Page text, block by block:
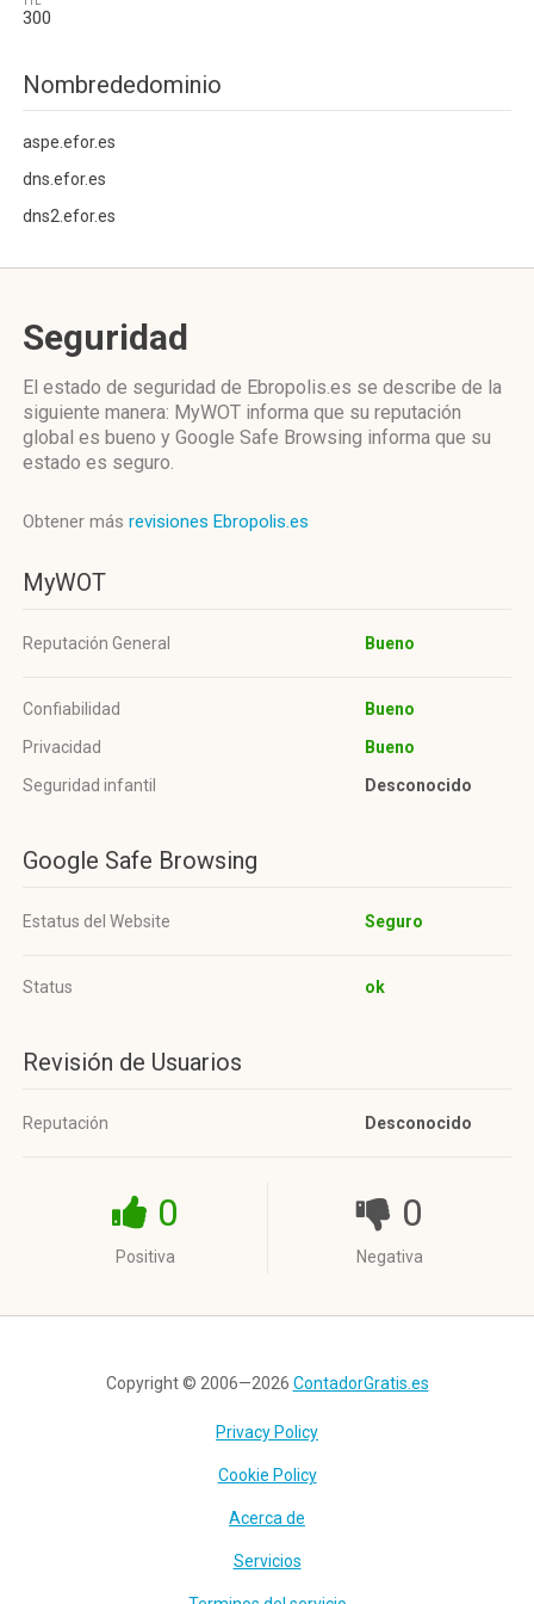
300
Nombrededominio
aspe.efor.es
dns.efor.es
dns2.efor.es
Seguridad
El estado de seguridad de Ebropolis.es se describe de la
siguiente manera: MyWOT informa que su reputación
global es bueno y Google Safe Browsing informa que su
estado es seguro.
Obtener más revisiones Ebropolis.es
MyWOT
Reputación General Bueno
Confiabilidad
Bueno
Privacidad
Bueno
Seguridad infantil
Desconocido
Google Safe Browsing
Estatus del Website Seguro
Status ok
Revisión de Usuarios
Reputación Desconocido
0
Positiva
0
Negativa
Copyright © 2006—2026 ContadorGratis.es
Privacy Policy
Cookie Policy
Acerca de
Servicios